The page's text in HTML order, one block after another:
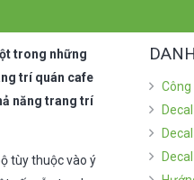
trong những
trí quán cafe
năng trang trí
tùy thuộc vào ý